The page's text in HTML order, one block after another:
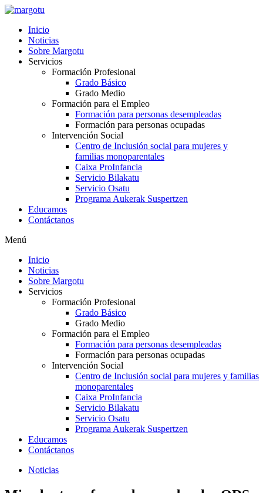
Ir
contenido
Inicio
Noticias
Sobre Margotu
Servicios
Formación Profesional
Grado Básico
Grado Medio
Formación para el Empleo
Formación para personas desempleadas
Formación para personas ocupadas
Intervención Social
Centro de Inclusión social para mujeres y
familias monoparentales
Caixa ProInfancia
Servicio Bilakatu
Servicio Osatu
Programa Aukerak Suspertzen
Educamos
Contáctanos
Menú
Inicio
Noticias
Sobre Margotu
Servicios
Formación Profesional
Grado Básico
Grado Medio
Formación para el Empleo
Formación para personas desempleadas
Formación para personas ocupadas
Intervención Social
Centro de Inclusión social para mujeres y familias
monoparentales
Caixa ProInfancia
Servicio Bilakatu
Servicio Osatu
Programa Aukerak Suspertzen
Educamos
Contáctanos
Noticias